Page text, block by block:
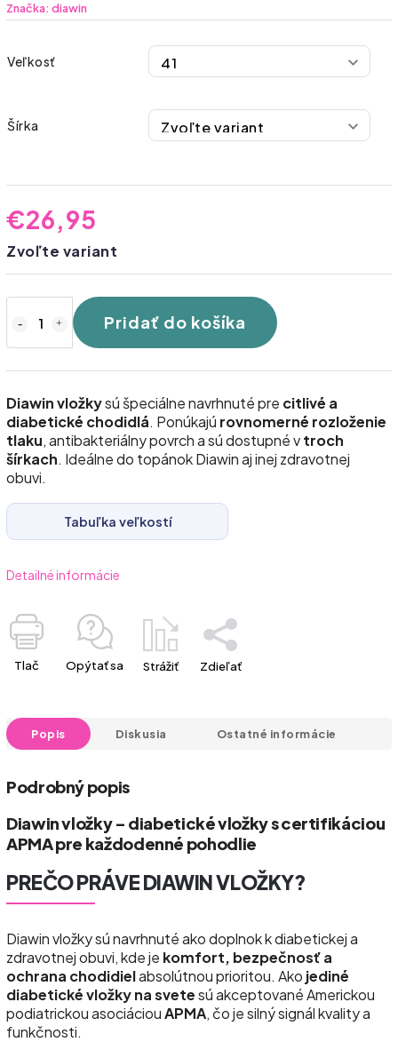
Značka:diawin
Veľkosť
Šírka
€26,95
Zvoľte variant
Pridať do košíka
Diawin vložkysú špeciálne navrhnuté pre citlivé a
diabetické chodidlá. Ponúkajú rovnomerné rozloženie
tlaku, antibakteriálny povrch a sú dostupné vtroch
šírkach. Ideálne do topánok Diawin aj inej zdravotnej
obuvi.
Tabuľka veľkostí
Detailné informácie
Tlač Opýtať sa Strážiť Zdieľať
Popis Diskusia Ostatné informácie
Podrobný popis
Diawin vložky – diabetické vložky s certifikáciou
APMA pre každodenné pohodlie
PREČO PRÁVE DIAWIN VLOŽKY?
Diawin vložky sú navrhnuté ako doplnok k diabetickej a
zdravotnej obuvi, kde je komfort, bezpečnosť a
ochrana chodidielabsolútnou prioritou. Ako jediné
diabetické vložky na svetesú akceptované Americkou
podiatrickou asociáciouAPMA, čo je silný signál kvality a
funkčnosti.